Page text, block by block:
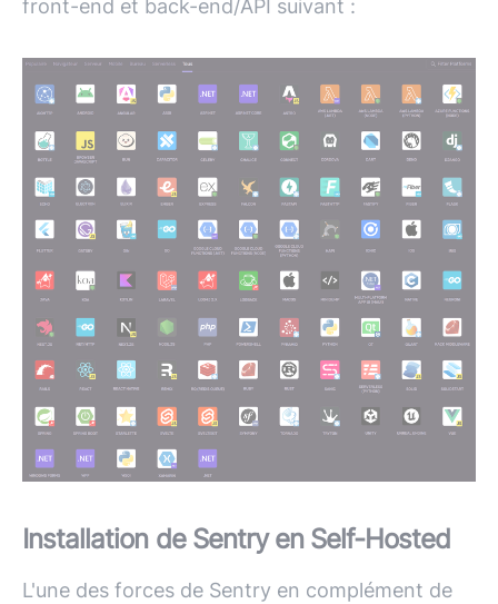
front-end et back-end/API suivant :
Installation de Sentry en Self-Hosted
L'une des forces de Sentry en complément de